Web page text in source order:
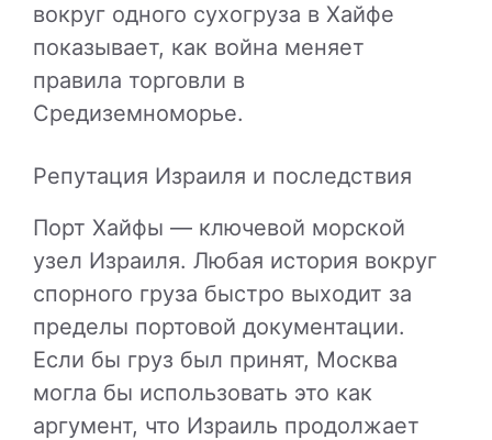
вокруг одного сухогруза в Хайфе
показывает, как война меняет
правила торговли в
Средиземноморье.
Репутация Израиля и последствия
Порт Хайфы — ключевой морской
узел Израиля. Любая история вокруг
спорного груза быстро выходит за
пределы портовой документации.
Если бы груз был принят, Москва
могла бы использовать это как
аргумент, что Израиль продолжает